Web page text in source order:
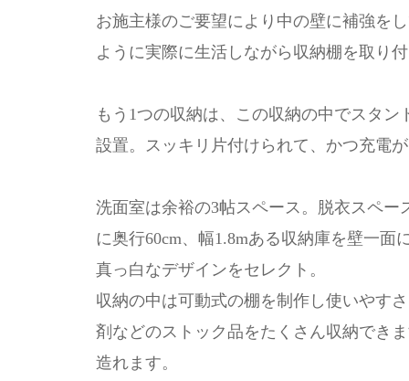
お施主様のご要望により中の壁に補強を
ように実際に生活しながら収納棚を取り
もう1つの収納は、この収納の中でスタ
設置。スッキリ片付けられて、かつ充電
洗面室は余裕の3帖スペース。脱衣スペ
に奥行60cm、幅1.8mある収納庫を壁一
真っ白なデザインをセレクト。
収納の中は可動式の棚を制作し使いやす
剤などのストック品をたくさん収納でき
造れます。